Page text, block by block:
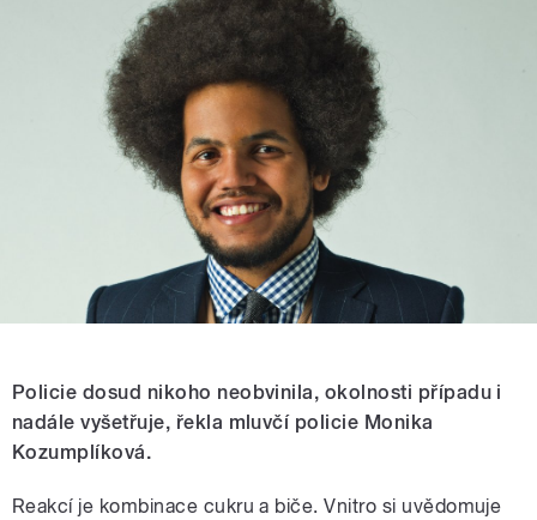
Policie dosud nikoho neobvinila, okolnosti případu i
nadále vyšetřuje, řekla mluvčí policie Monika
Kozumplíková.
Reakcí je kombinace cukru a biče. Vnitro si uvědomuje